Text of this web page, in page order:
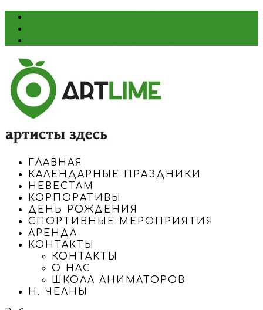
ГЛАВНАЯ
КАЛЕНДАРНЫЕ ПРАЗДНИКИ
НЕВЕСТАМ
КОРПОРАТИВЫ
ДЕНЬ РОЖДЕНИЯ
СПОРТИВНЫЕ МЕРОПРИЯТИЯ
АРЕНДА
КОНТАКТЫ
КОНТАКТЫ
О НАС
ШКОЛА АНИМАТОРОВ
Н. ЧЕЛНЫ